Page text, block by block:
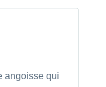
angoisse qui